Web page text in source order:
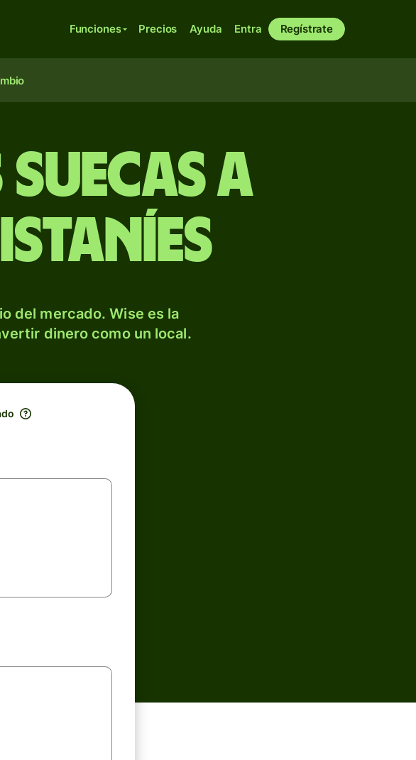
Funciones Precios Ayuda Entra Regístrate
a
del mercado. Wise es la
dinero como un local.